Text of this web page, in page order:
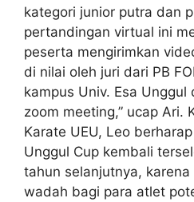
kategori junior putra dan
pertandingan virtual ini
peserta mengirimkan
di nilai oleh juri dari PB
kampus Univ. Esa
zoom meeting,” ucap Ari.
Karate UEU, Leo
Unggul Cup kembali
tahun selanjutnya,
wadah bagi para atlet